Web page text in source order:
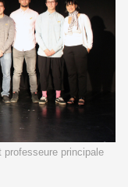
professeure principale